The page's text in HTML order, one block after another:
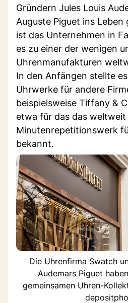
Gründern Jules Louis
Auguste Piguet ins Leben
ist das Unternehmen in
es zu einer der wenigen
Uhrenmanufakturen
In den Anfängen stellte
Uhrwerke für andere
beispielsweise Tiffany &
etwa für das das weltweit
Minutenrepetitionswerk
bekannt.
Die Uhrenfirma Swatch
Audemars Piguet
gemeinsamen Uhren-